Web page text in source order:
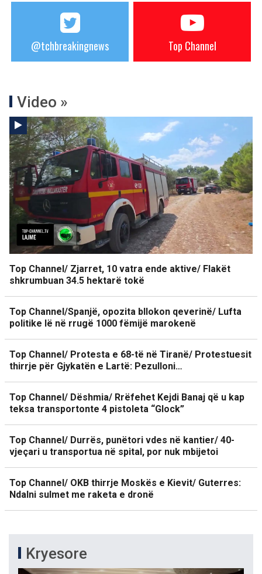
@tchbreakingnews Top Channel
Video »
Top Channel/ Zjarret, 10 vatra ende aktive/ Flakët
shkrumbuan 34.5 hektarë tokë
Top Channel/Spanjë, opozita bllokon qeverinë/ Lufta
politike lë në rrugë 1000 fëmijë marokenë
Top Channel/ Protesta e 68-të në Tiranë/ Protestuesit
thirrje për Gjykatën e Lartë: Pezulloni…
Top Channel/ Dëshmia/ Rrëfehet Kejdi Banaj që u kap
teksa transportonte 4 pistoleta “Glock”
Top Channel/ Durrës, punëtori vdes në kantier/ 40-
vjeçari u transportua në spital, por nuk mbijetoi
Top Channel/ OKB thirrje Moskës e Kievit/ Guterres:
Ndalni sulmet me raketa e dronë
Kryesore